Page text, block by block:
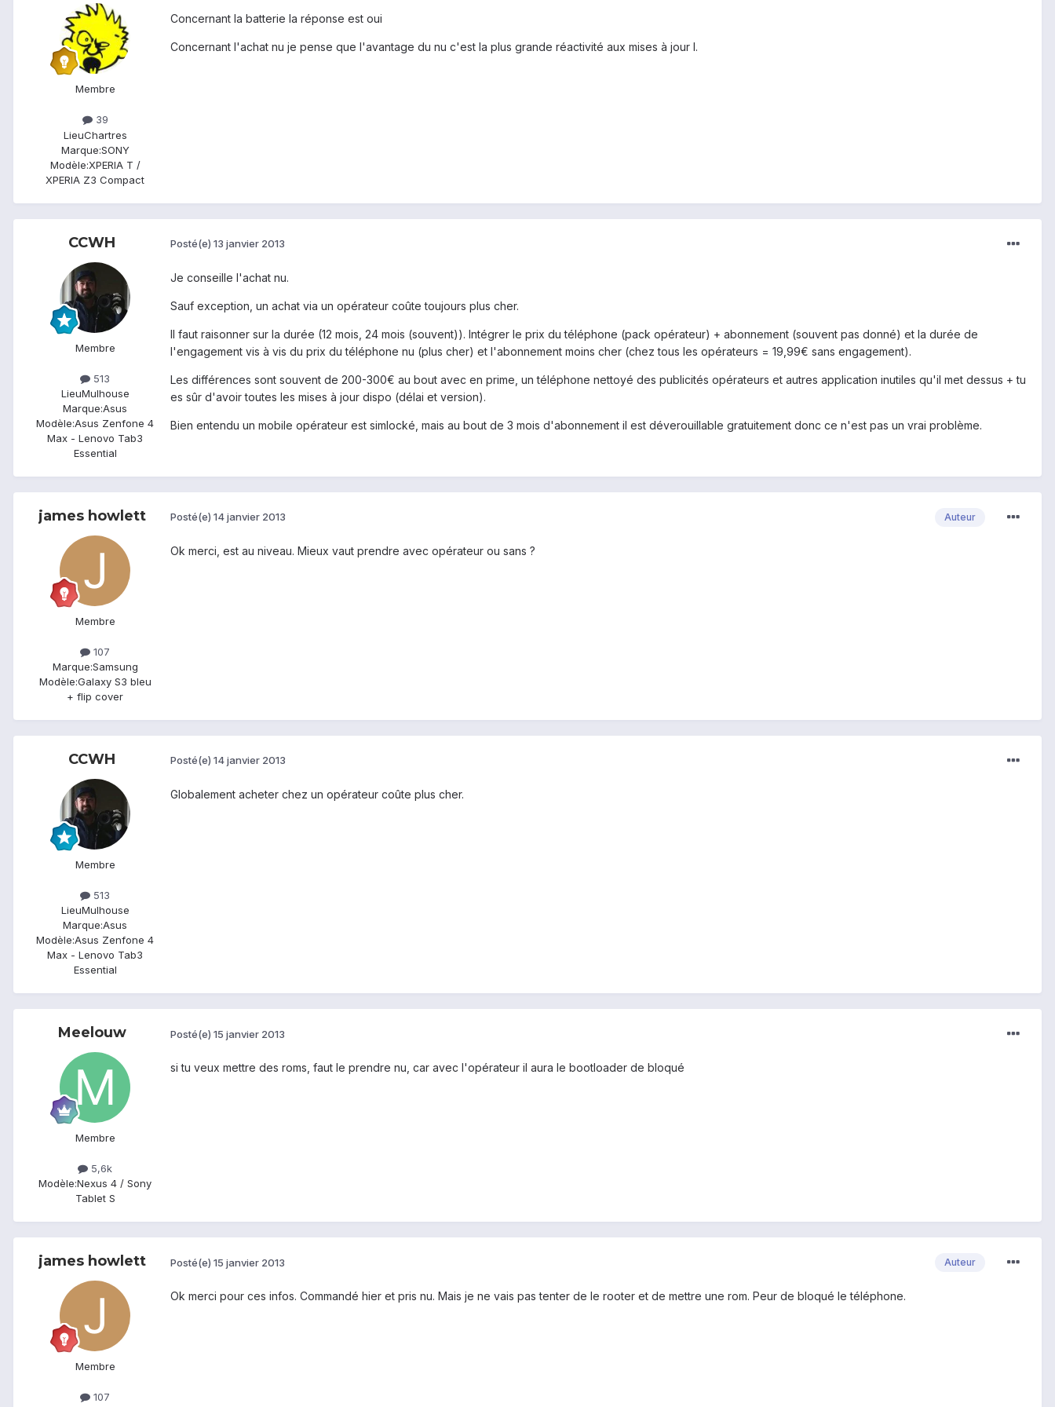
Membre
39
LieuChartres
Marque:SONY
Modèle:XPERIA T /
XPERIA Z3 Compact
Concernant la batterie la réponse est oui
Concernant l'achat nu je pense que l'avantage du nu c'est la plus grande réactivité aux mises à jour l.
CCWH
Membre
513
LieuMulhouse
Marque:Asus
Modèle:Asus Zenfone 4
Max - Lenovo Tab3
Essential
Posté(e) 13 janvier 2013
Je conseille l'achat nu.
Sauf exception, un achat via un opérateur coûte toujours plus cher.
Il faut raisonner sur la durée (12 mois, 24 mois (souvent)). Intégrer le prix du téléphone (pack opérateur) + abonnement (souvent pas donné) et la durée de
l'engagement vis à vis du prix du téléphone nu (plus cher) et l'abonnement moins cher (chez tous les opérateurs = 19,99€ sans engagement).
Les différences sont souvent de 200-300€ au bout avec en prime, un téléphone nettoyé des publicités opérateurs et autres application inutiles qu'il met dessus + tu
es sûr d'avoir toutes les mises à jour dispo (délai et version).
Bien entendu un mobile opérateur est simlocké, mais au bout de 3 mois d'abonnement il est déverouillable gratuitement donc ce n'est pas un vrai problème.
james howlett
Membre
107
Marque:Samsung
Modèle:Galaxy S3 bleu
+ flip cover
Auteur
Posté(e) 14 janvier 2013
Ok merci, est au niveau. Mieux vaut prendre avec opérateur ou sans ?
CCWH
Membre
513
LieuMulhouse
Marque:Asus
Modèle:Asus Zenfone 4
Max - Lenovo Tab3
Essential
Posté(e) 14 janvier 2013
Globalement acheter chez un opérateur coûte plus cher.
Meelouw
Membre
5,6k
Modèle:Nexus 4 / Sony
Tablet S
Posté(e) 15 janvier 2013
si tu veux mettre des roms, faut le prendre nu, car avec l'opérateur il aura le bootloader de bloqué
james howlett
Membre
107
Auteur
Posté(e) 15 janvier 2013
Ok merci pour ces infos. Commandé hier et pris nu. Mais je ne vais pas tenter de le rooter et de mettre une rom. Peur de bloqué le téléphone.